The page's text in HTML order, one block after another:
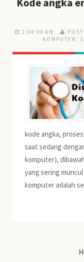
1:04:00 AM
KOMPUTER ,
kode angka,
saat sedang
komputer),
yang sering
komputer adalah